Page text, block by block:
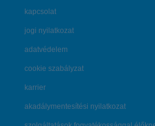
kapcsolat
jogi nyilatkozat
adatvédelem
cookie szabályzat
karrier
akadálymentesítési nyilatkozat